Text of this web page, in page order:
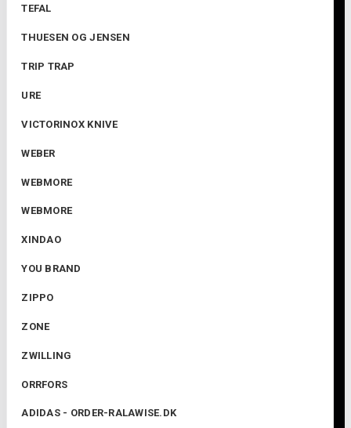
TEFAL
THUESEN OG JENSEN
TRIP TRAP
URE
VICTORINOX KNIVE
WEBER
WEBMORE
WEBMORE
XINDAO
YOU BRAND
ZIPPO
ZONE
ZWILLING
ORRFORS
ADIDAS - ORDER-RALAWISE.DK